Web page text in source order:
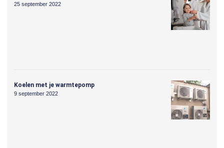
25 september 2022
Koelen met je warmtepomp
9 september 2022